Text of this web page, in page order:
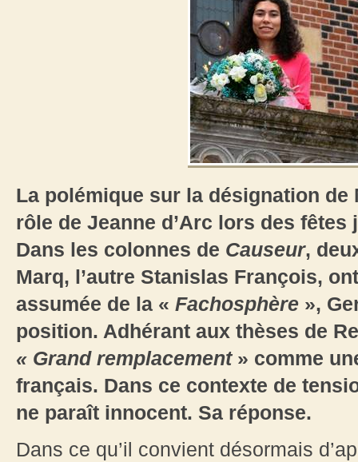
La polémique sur la désignation de
rôle de Jeanne d’Arc lors des
Dans les colonnes de Causeur,
Marq, l’autre Stanislas François,
assumée de la « Fachosphère »,
position. Adhérant aux thèses de
« Grand remplacement » comme
français. Dans ce contexte de
ne paraît innocent. Sa réponse.
Dans ce qu’il convient désormais